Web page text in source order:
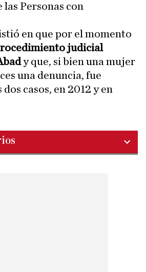
Personas con
en que por el momento
judicial
y que, si bien una mujer
una denuncia, fue
casos, en 2012 y en